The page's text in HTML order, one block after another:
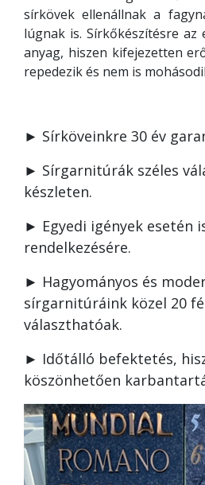
sírkövek ellenállnak a
lúgnak is. Sírkőkészítésre az
anyag, hiszen kifejezetten
repedezik és nem is
► Sírköveinkre 30 év
► Sírgarnitúrák széles
készleten.
► Egyedi igények esetén
rendelkezésére.
► Hagyományos és
sírgarnitúráink közel 20
választhatóak.
► Időtálló befektetés,
köszönhetően